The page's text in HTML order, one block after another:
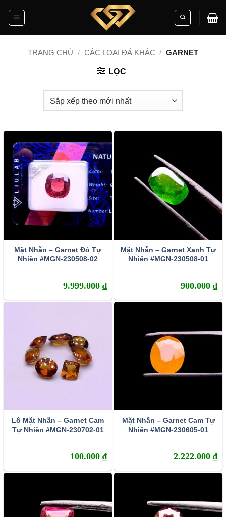
TRANG CHỦ / CÁC LOẠI ĐÁ KHÁC / GARNET
LỌC
Mặt Nhẫn – Garnet Đỏ Tự
Nhiên #MGN-230508-02
9.999.000 ₫
Mặt Nhẫn – Garnet Xanh Tự
Nhiên #MGN-230508-01
900.000 ₫
Lô Mặt Nhẫn – Garnet Cam
Tự Nhiên #MGN-230702-01
100.000 ₫
Mặt Nhẫn – Garnet Cam Tự
Nhiên #MGN-230605-01
2.222.000 ₫